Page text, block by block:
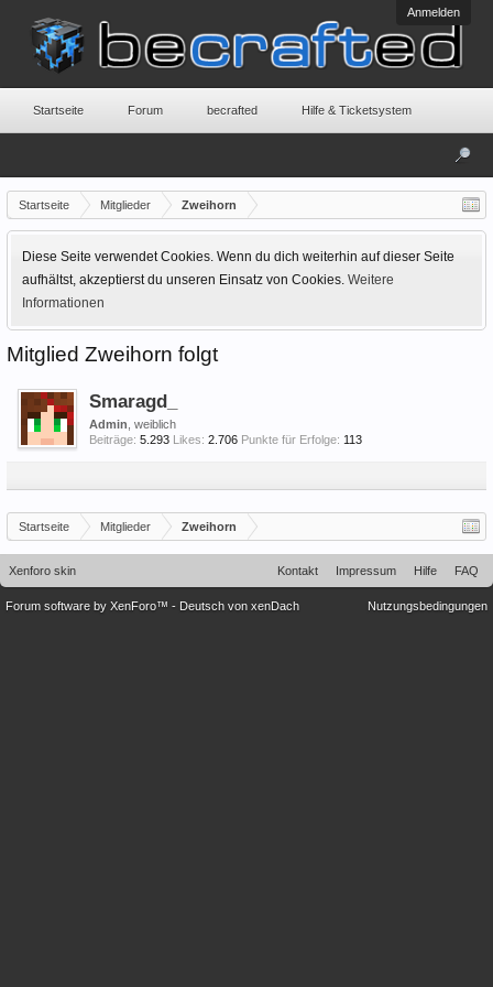
Anmelden
Startseite Mitglieder Zweihorn
Diese Seite verwendet Cookies. Wenn du dich weiterhin auf dieser Seite
aufhältst, akzeptierst du unseren Einsatz von Cookies. Weitere
Informationen
Mitglied Zweihorn folgt
Smaragd_
Admin , weiblich
Beiträge: 5.293 Likes: 2.706 Punkte für Erfolge: 113
Startseite Mitglieder Zweihorn
Startseite Forum becrafted Hilfe & Ticketsystem
Xenforo skin Kontakt Impressum Hilfe FAQ
Nutzungsbedingungen
Forum software by XenForo™ - Deutsch von xenDach